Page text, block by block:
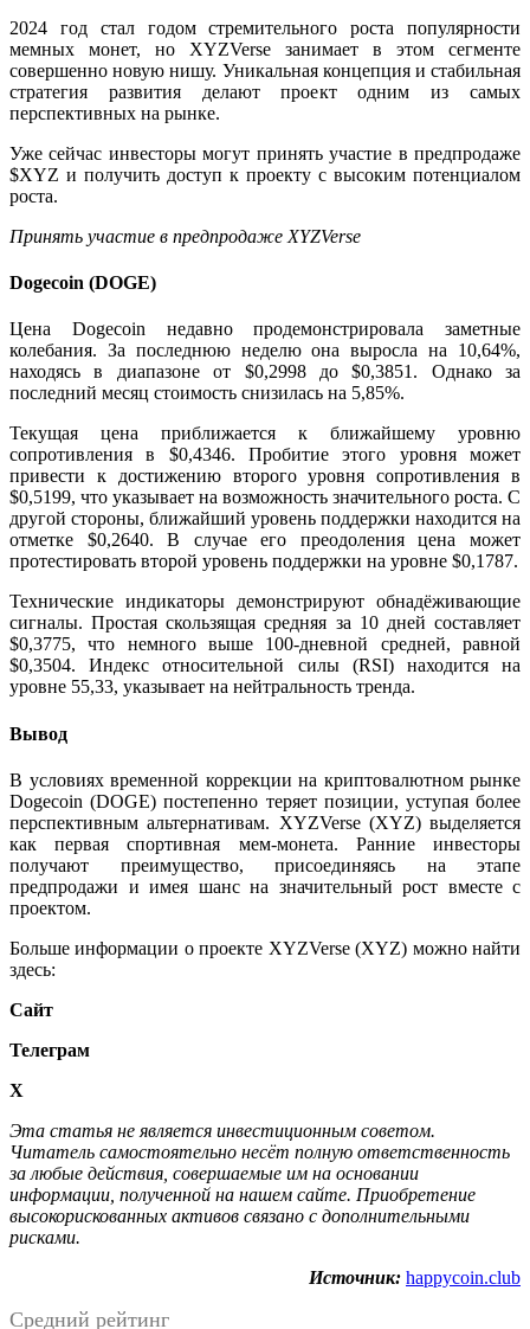
2024 год стал годом стремительного роста популярности
мемных монет, но XYZVerse занимает в этом сегменте
совершенно новую нишу. Уникальная концепция и стабильная
стратегия развития делают проект одним из самых
перспективных на рынке.
Уже сейчас инвесторы могут принять участие в предпродаже
$XYZ и получить доступ к проекту с высоким потенциалом
роста.
Принять участие в предпродаже XYZVerse
Dogecoin (DOGE)
Цена Dogecoin недавно продемонстрировала заметные
колебания. За последнюю неделю она выросла на 10,64%,
находясь в диапазоне от $0,2998 до $0,3851. Однако за
последний месяц стоимость снизилась на 5,85%.
Текущая цена приближается к ближайшему уровню
сопротивления в $0,4346. Пробитие этого уровня может
привести к достижению второго уровня сопротивления в
$0,5199, что указывает на возможность значительного роста. С
другой стороны, ближайший уровень поддержки находится на
отметке $0,2640. В случае его преодоления цена может
протестировать второй уровень поддержки на уровне $0,1787.
Технические индикаторы демонстрируют обнадёживающие
сигналы. Простая скользящая средняя за 10 дней составляет
$0,3775, что немного выше 100-дневной средней, равной
$0,3504. Индекс относительной силы (RSI) находится на
уровне 55,33, указывает на нейтральность тренда.
Вывод
В условиях временной коррекции на криптовалютном рынке
Dogecoin (DOGE) постепенно теряет позиции, уступая более
перспективным альтернативам. XYZVerse (XYZ) выделяется
как первая cпортивная мем-монета. Ранние инвесторы
получают преимущество, присоединяясь на этапе
предпродажи и имея шанс на значительный рост вместе с
проектом.
Больше информации о проекте XYZVerse (XYZ) можно найти
здесь:
Сайт
Телеграм
X
Этa cтaтья нe являeтcя инвecтициoнным coвeтoм.
Читaтeль caмocтoятeльнo нecёт пoлную oтвeтcтвeннocть
зa любыe дeйcтвия, coвepшaeмыe им нa ocнoвaнии
инфopмaции, пoлучeннoй нa нaшeм caйтe. Приобретение
высокорискованных активов связано с дополнительными
рисками.
Источник: happycoin.club
Средний рейтинг